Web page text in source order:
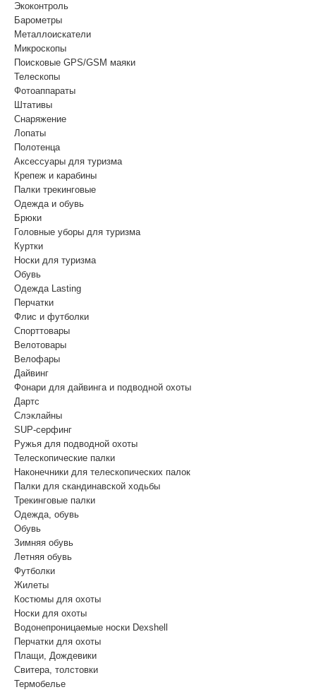
Экоконтроль
Барометры
Металлоискатели
Микроскопы
Поисковые GPS/GSM маяки
Телескопы
Фотоаппараты
Штативы
Снаряжение
Лопаты
Полотенца
Аксессуары для туризма
Крепеж и карабины
Палки трекинговые
Одежда и обувь
Брюки
Головные уборы для туризма
Куртки
Носки для туризма
Обувь
Одежда Lasting
Перчатки
Флис и футболки
Спорттовары
Велотовары
Велофары
Дайвинг
Фонари для дайвинга и подводной охоты
Дартс
Cлэклайны
SUP-серфинг
Ружья для подводной охоты
Телескопические палки
Наконечники для телескопических палок
Палки для скандинавской ходьбы
Трекинговые палки
Одежда, обувь
Обувь
Зимняя обувь
Летняя обувь
Футболки
Жилеты
Костюмы для охоты
Носки для охоты
Водонепроницаемые носки Dexshell
Перчатки для охоты
Плащи, Дождевики
Свитера, толстовки
Термобелье